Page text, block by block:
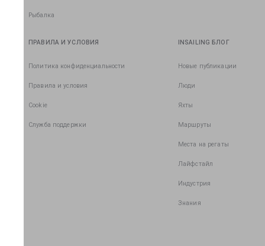
Рыбалка
ПРАВИЛА И УСЛОВИЯ
Политика конфиденциальности
Правила и условия
Cookie
Служба поддержки
INSAILING БЛОГ
Новые публикации
Люди
Яхты
Маршруты
Места на регаты
Лайфстайл
Индустрия
Знания